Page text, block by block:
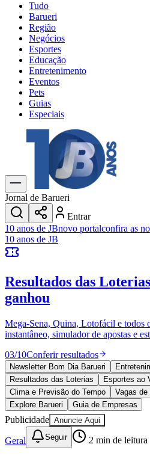
Tudo
Barueri
Região
Negócios
Esportes
Educação
Entretenimento
Eventos
Pets
Guias
Especiais
Explore Tudo
Últimas Notícias
Previsão do Tempo
Trânsito e Rotas
Dia a Dia & Lazer
Transportes
Gastronomia
Cinema & Shows
JogosNovo
Anuncie no Portal
Cadastrar Empresa
Divulgar Vagas
Política
Esportes
Saúde
Segurança
Cultura
Meio Ambiente
Obras
Educação
Bairros de Barueri
Jornal de Barueri
Entrar
10 anos de JBnovo portalconfira as
10 anos de JB
Resultados das Loterias
ganhou
Mega-Sena, Quina, Lotofácil e todos
instantâneo, simulador de apostas e
03/10Conferir resultados
Newsletter Bom Dia Barueri
Resultados das Loterias
Esportes ao
Clima e Previsão do Tempo
Vagas de
Explore Barueri
Guia de Empresas
Publicidade Anuncie Aqui
Geral Seguir 2 min de leitura